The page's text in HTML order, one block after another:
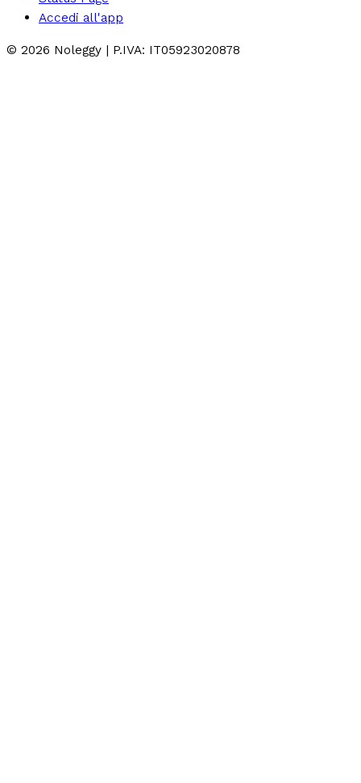
Accedi all'app
© 2026 Noleggy | P.IVA: IT05923020878